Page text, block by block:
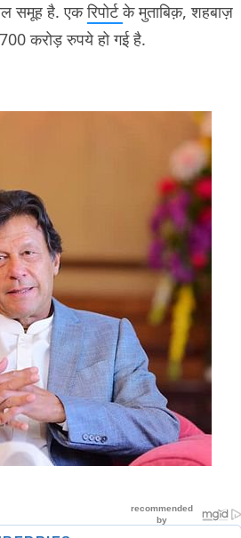
समूह है. एकरिपोर्टके मुताबिक़, शहबाज़
करोड़ रुपये हो गई है.